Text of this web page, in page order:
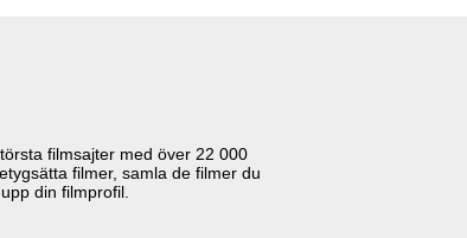
filmsajter med över 22 000
filmer, samla de filmer du
din filmprofil.